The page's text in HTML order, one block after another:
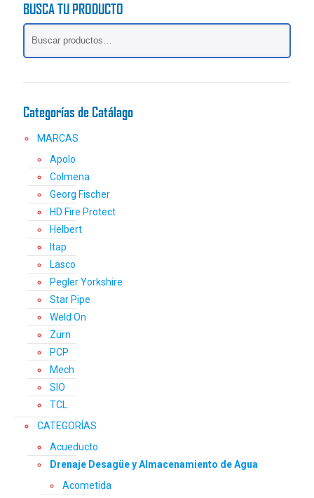
Las
opciones
página
producto
BUSCA TU PRODUCTO
Categorías de Catálago
MARCAS
Apolo
Colmena
Georg Fischer
HD Fire Protect
Helbert
Itap
Lasco
Pegler Yorkshire
Star Pipe
Weld On
Zurn
PCP
Mech
SIO
TCL
CATEGORÍAS
Acueducto
Drenaje Desagüe y Almacenamiento de Agua
Acometida